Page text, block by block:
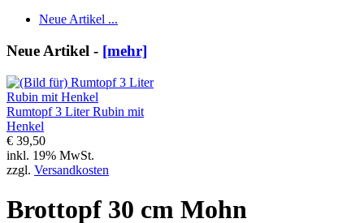
Neue Artikel ...
Neue Artikel - [mehr]
Rumtopf 3 Liter Rubin mit
Henkel
€ 39,50
inkl. 19% MwSt.
zzgl. Versandkosten
Brottopf 30 cm Mohn